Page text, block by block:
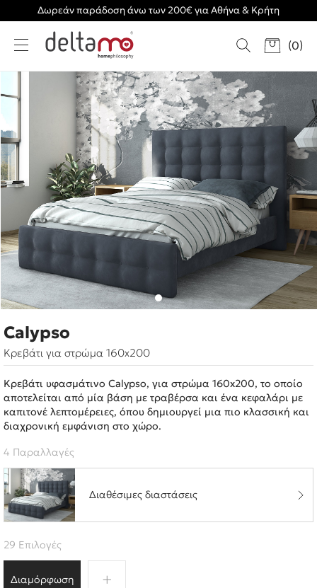
Δωρεάν παράδοση άνω των 200€ για Αθήνα & Κρήτη
(0)
Calypso
Κρεβάτι για στρώμα 160x200
Κρεβάτι υφασμάτινο Calypso, για στρώμα 160x200, το οποίο
αποτελείται από μία βάση με τραβέρσα και ένα κεφαλάρι με
καπιτονέ λεπτομέρειες, όπου δημιουργεί μια πιο κλασσική και
διαχρονική εμφάνιση στο χώρο.
4 Παραλλαγές
Διαθέσιμες διαστάσεις
Διαμόρφωση
29 Επιλογές